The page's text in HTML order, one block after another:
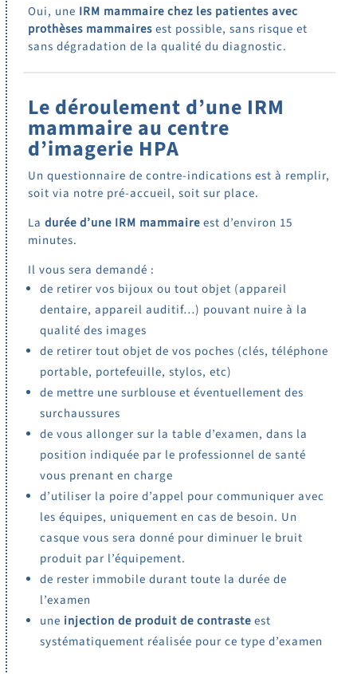
Oui, une IRM mammaire chez les patientes avec
prothèses mammairesest possible, sans risque et
sans dégradation de la qualité du diagnostic.
Le déroulement d’une IRM
mammaire au centre
d’imagerie HPA
Un questionnaire de contre-indications est à remplir,
soit via notre pré-accueil, soit sur place.
La durée d’une IRM mammaireest d’environ 15
minutes.
Il vous sera demandé :
de retirer vos bijoux ou tout objet (appareil
dentaire, appareil auditif…) pouvant nuire à la
qualité des images
de retirer tout objet de vos poches (clés, téléphone
portable, portefeuille, stylos, etc)
de mettre une surblouse et éventuellement des
surchaussures
de vous allonger sur la table d’examen, dans la
position indiquée par le professionnel de santé
vous prenant en charge
d’utiliser la poire d’appel pour communiquer avec
les équipes, uniquement en cas de besoin. Un
casque vous sera donné pour diminuer le bruit
produit par l’équipement.
de rester immobile durant toute la durée de
l’examen
une injection de produit de contrasteest
systématiquement réalisée pour ce type d’examen